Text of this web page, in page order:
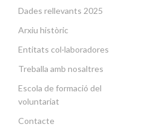
Dades rellevants 2025
Arxiu històric
Entitats col·laboradores
Treballa amb nosaltres
Escola de formació del
voluntariat
Contacte